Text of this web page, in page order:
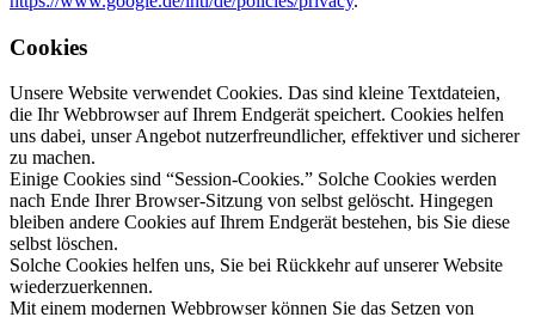
Cookies
Unsere Website verwendet Cookies. Das sind kleine Textdateien,
die Ihr Webbrowser auf Ihrem Endgerät speichert. Cookies helfen
uns dabei, unser Angebot nutzerfreundlicher, effektiver und sicherer
zu machen.
Einige Cookies sind “Session-Cookies.” Solche Cookies werden
nach Ende Ihrer Browser-Sitzung von selbst gelöscht. Hingegen
bleiben andere Cookies auf Ihrem Endgerät bestehen, bis Sie diese
selbst löschen.
Solche Cookies helfen uns, Sie bei Rückkehr auf unserer Website
wiederzuerkennen.
Mit einem modernen Webbrowser können Sie das Setzen von